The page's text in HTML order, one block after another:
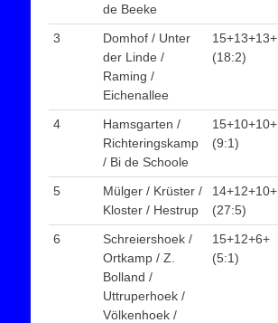
de Beeke
3
Domhof / Unter
der Linde /
Raming /
Eichenallee
15+13+13+
(18:2)
4
Hamsgarten /
Richteringskamp
/ Bi de Schoole
15+10+10+
(9:1)
5
Mülger / Krüster /
Kloster / Hestrup
14+12+10+
(27:5)
6
Schreiershoek /
Ortkamp / Z.
Bolland /
Uttruperhoek /
Völkenhoek /
15+12+6+
(5:1)